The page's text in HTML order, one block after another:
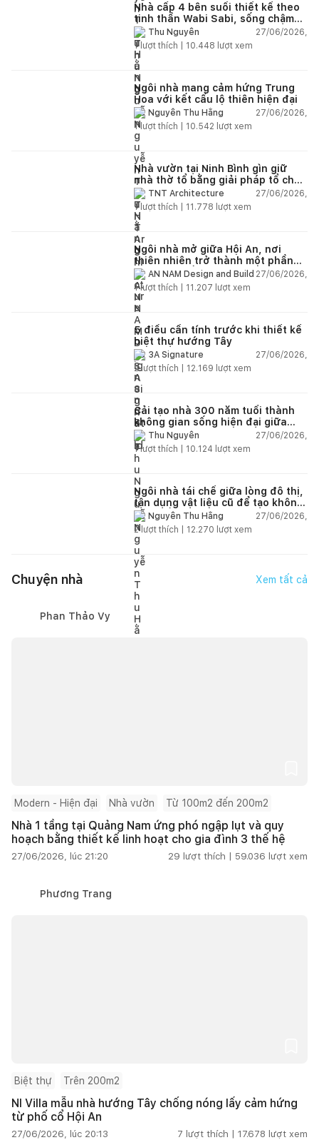
Nhà cấp 4 bên suối thiết kế theo
tinh thần Wabi Sabi, sống chậm
giữa thiên nhiên
Thu Nguyễn
27/06/2026,
1lượt thích | 10.448 lượt xem
Ngôi nhà mang cảm hứng Trung
Hoa với kết cấu lộ thiên hiện đại
Nguyễn Thu Hằng
27/06/2026,
1lượt thích | 10.542 lượt xem
Nhà vườn tại Ninh Bình gìn giữ
nhà thờ tổ bằng giải pháp tổ chức
lại không gian
TNT Architecture
27/06/2026,
1lượt thích | 11.778 lượt xem
Ngôi nhà mở giữa Hội An, nơi
thiên nhiên trở thành một phần
của cuộc sống
AN NAM Design and Build 27/06/2026,
1lượt thích | 11.207 lượt xem
5 điều cần tính trước khi thiết kế
biệt thự hướng Tây
3A Signature
27/06/2026,
2lượt thích | 12.169 lượt xem
Cải tạo nhà 300 năm tuổi thành
không gian sống hiện đại giữa
thiên nhiên
Thu Nguyễn
27/06/2026,
1lượt thích | 10.124 lượt xem
Ngôi nhà tái chế giữa lòng đô thị,
tận dụng vật liệu cũ để tạo không
gian sống linh hoạt
Nguyễn Thu Hằng
27/06/2026,
2lượt thích | 12.270 lượt xem
Chuyện nhà Xem tất cả
Phan Thảo Vy
Modern - Hiện đại Nhà vườn Từ 100m2 đến 200m2
Nhà 1 tầng tại Quảng Nam ứng phó ngập lụt và quy
hoạch bằng thiết kế linh hoạt cho gia đình 3 thế hệ
27/06/2026, lúc 21:20 29 lượt thích | 59.036 lượt xem
Phương Trang
Biệt thự Trên 200m2
NI Villa mẫu nhà hướng Tây chống nóng lấy cảm hứng
từ phố cổ Hội An
27/06/2026, lúc 20:13 7 lượt thích | 17.678 lượt xem